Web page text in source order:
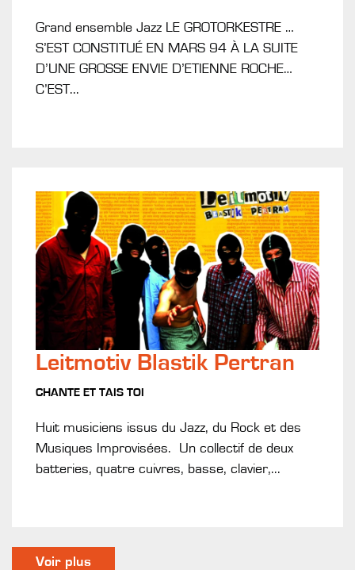
Grand ensemble Jazz LE GROTORKESTRE …
S’EST CONSTITUÉ EN MARS 94 À LA SUITE
D’UNE GROSSE ENVIE D’ETIENNE ROCHE…
C’EST...
Leitmotiv Blastik Pertran
CHANTE ET TAIS TOI
Huit musiciens issus du Jazz, du Rock et des
Musiques Improvisées. Un collectif de deux
batteries, quatre cuivres, basse, clavier,...
Voir plus